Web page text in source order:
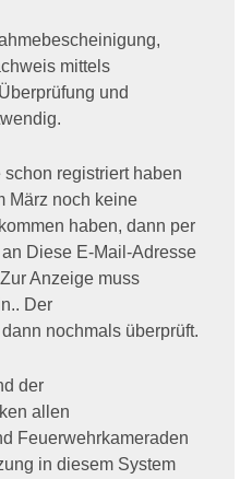
mittels
und
registriert haben
März noch keine
haben, dann per
Diese E-Mail-Adresse
Anzeige muss
. Der
nochmals überprüft.
der
allen
Feuerwehrkameraden
in diesem System